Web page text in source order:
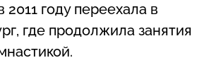
году переехала в
где продолжила занятия